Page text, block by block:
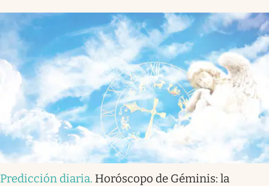
Predicción diaria. Horóscopo de Géminis: la